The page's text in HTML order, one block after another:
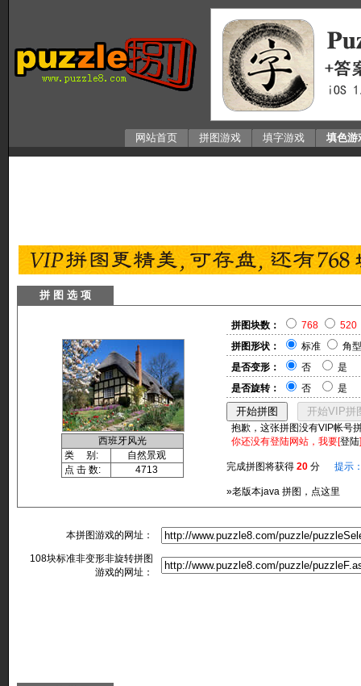
网站首页 拼图游戏 填字游戏 填色游
拼 图 选 项
西班牙风光
类 别:
自然景观
点 击 数:
4713
拼图块数： 768
520
拼图形状：
标准
角型
是否变形：
否
是
是否旋转：
否 是
抱歉，这张拼图没有VIP帐号
你还没有登陆网站，我要[登陆
完成拼图将获得 20 分 提示
»老版本java 拼图，点这里
本拼图游戏的网址：
108块标准非变形非旋转拼图
游戏的网址：